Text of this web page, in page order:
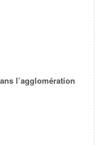
l’agglomération